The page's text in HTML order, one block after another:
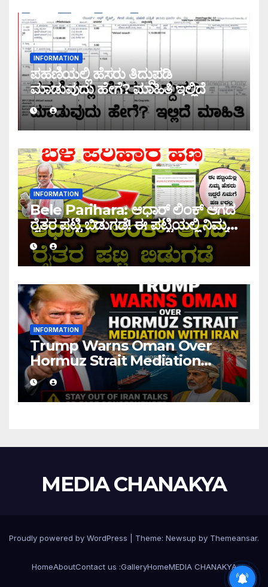
INFORMATION
ಪಹಣಿಯಲ್ಲಿ ಹೆಸರು ತಿದ್ದುಪಡಿ
ಮಾಡುವುದು ಹೇಗೆ? ಮಾಹಿತಿ ಇಲ್ಲಿದೆ
INFORMATION
Bele Parihara: ಆಧಾರ್ ಲಿಂಕ್ ಆಗದ
ರೈತರ ಪಟ್ಟಿ ಬಿಡುಗಡೆ! ಈ ಪಟ್ಟಿಯಲ್ಲಿ ನಿಮ್ಮ
ಹೆಸರು ಇದ್ದರೆ ನಿಮಗೆ ಹಣ ಜಮಾ ಆಗಲ್ಲ !
INFORMATION
Trump Warns Oman Over
Hormuz Strait Mediation
With Iran
MEDIA CHANAKYA
Proudly powered by WordPress Theme: Newsup by Themeansar.
HomeAboutContact us :GalleryHomeMEDIA CHANAKYA